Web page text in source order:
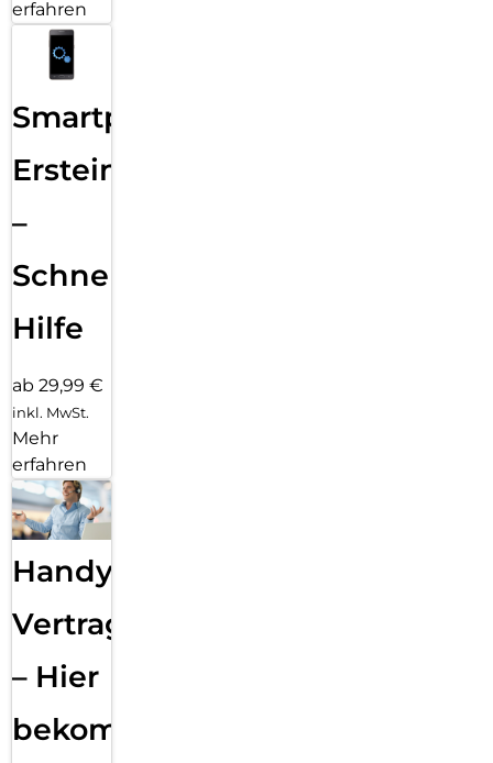
erfahren
Smartphone
Ersteinrichtung
–
Schnelle
Hilfe
ab 29,99 €
inkl. MwSt.
Mehr
erfahren
Handy
Vertragsabwicklung
– Hier
bekommst